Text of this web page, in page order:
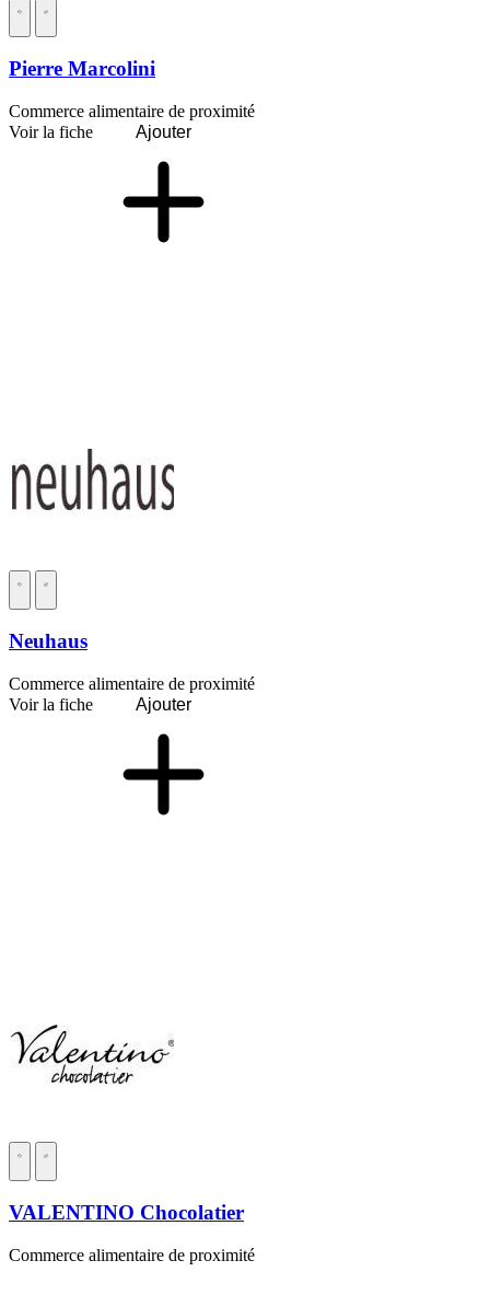
Pierre Marcolini
Commerce alimentaire de proximité
Voir la fiche
Ajouter
Neuhaus
Commerce alimentaire de proximité
Voir la fiche
Ajouter
VALENTINO Chocolatier
Commerce alimentaire de proximité